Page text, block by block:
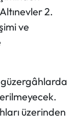
2.
ve
güzergâhlarda
üzerinden